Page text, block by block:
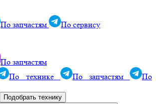
По запчастям По сервису
По запчастям
По технике По запчастям
По
Подобрать технику